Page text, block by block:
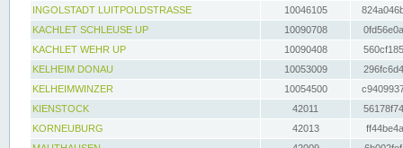
INGOLSTADT LUITPOLDSTRASSE
10046105
KACHLET SCHLEUSE UP
10090708
KACHLET WEHR UP
10090408
KELHEIM DONAU
10053009
KELHEIMWINZER
10054500
KIENSTOCK
42011
KORNEUBURG
42013